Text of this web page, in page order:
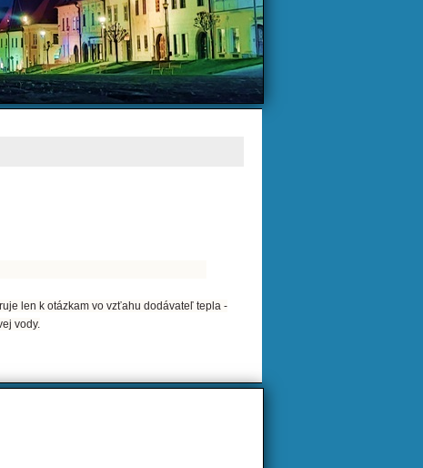
len k otázkam vo vzťahu dodávateľ tepla -
vody.